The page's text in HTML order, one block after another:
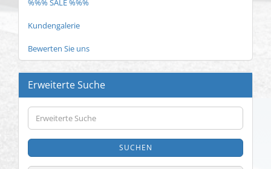
%%% SALE %%%
Kundengalerie
Bewerten Sie uns
Erweiterte Suche
Erweiterte
Suche
SUCHEN